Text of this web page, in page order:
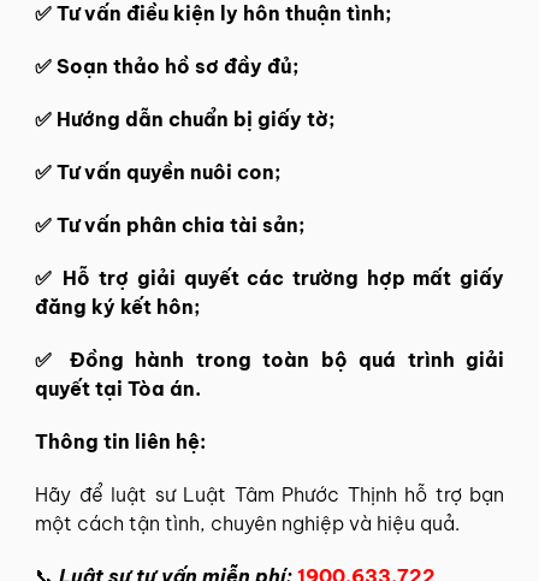
✅ Tư vấn điều kiện ly hôn thuận tình;
✅ Soạn thảo hồ sơ đầy đủ;
✅ Hướng dẫn chuẩn bị giấy tờ;
✅ Tư vấn quyền nuôi con;
✅ Tư vấn phân chia tài sản;
✅ Hỗ trợ giải quyết các trường hợp mất giấy
đăng ký kết hôn;
✅ Đồng hành trong toàn bộ quá trình giải
quyết tại Tòa án.
Thông tin liên hệ:
Hãy để luật sư Luật Tâm Phước Thịnh hỗ trợ bạn
một cách tận tình, chuyên nghiệp và hiệu quả.